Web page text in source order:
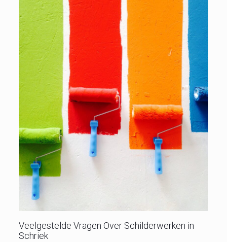
Veelgestelde Vragen Over Schilderwerken in
Schriek